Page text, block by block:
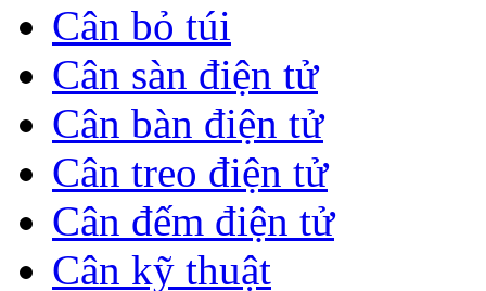
Cân bỏ túi
Cân sàn điện tử
Cân bàn điện tử
Cân treo điện tử
Cân đếm điện tử
Cân kỹ thuật